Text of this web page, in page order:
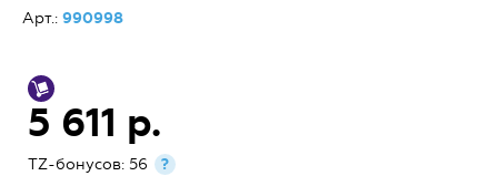
Арт.: 990998
5 611 р.
TZ-бонусов: 56 ?